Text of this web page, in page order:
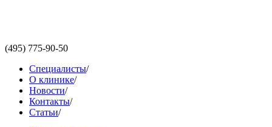
(495) 775-90-50
Специалисты/
О клинике/
Новости/
Контакты/
Статьи/